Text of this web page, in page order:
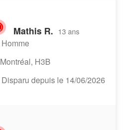
Mathis R. 13 ans
Homme
Montréal, H3B
Disparu depuis le 14/06/2026